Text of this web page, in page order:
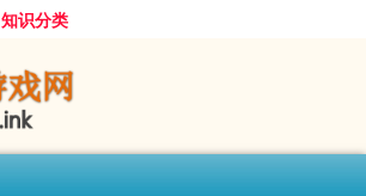
知识分类